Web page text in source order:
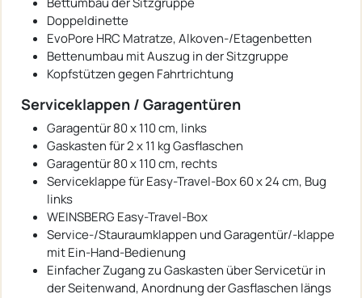
Doppeldinette
EvoPore HRC Matratze, Alkoven-/Etagenbetten
Bettenumbau mit Auszug in der Sitzgruppe
Kopfstützen gegen Fahrtrichtung
Serviceklappen / Garagentüren
Garagentür 80 x 110 cm, links
Gaskasten für 2 x 11 kg Gasflaschen
Garagentür 80 x 110 cm, rechts
Serviceklappe für Easy-Travel-Box 60 x 24 cm, Bug
links
WEINSBERG Easy-Travel-Box
Service-/Stauraumklappen und Garagentür/-klappe
mit Ein-Hand-Bedienung
Einfacher Zugang zu Gaskasten über Servicetür in
der Seitenwand, Anordnung der Gasflaschen längs